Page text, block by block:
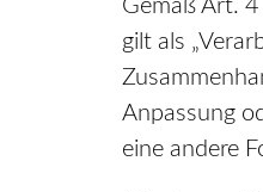
Gemäß Art.
gilt als
Anpassung
eine andere